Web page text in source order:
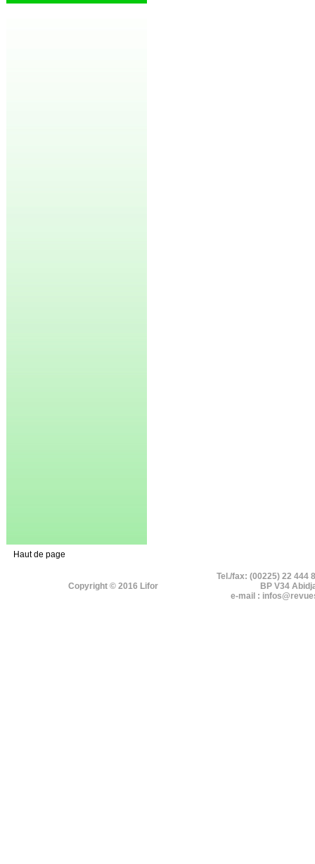
Haut de page
Copyright © 2016 Lifor
Tel./fax: (00225) 22 444
BP V34
e-mail :